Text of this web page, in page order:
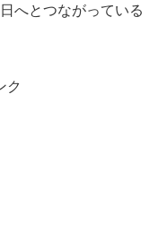
へとつながっている
ク